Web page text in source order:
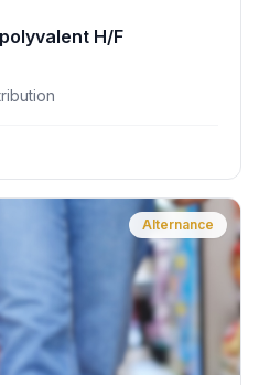
H/F
Alternance